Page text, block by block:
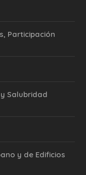
Participación
Salubridad
y de Edificios